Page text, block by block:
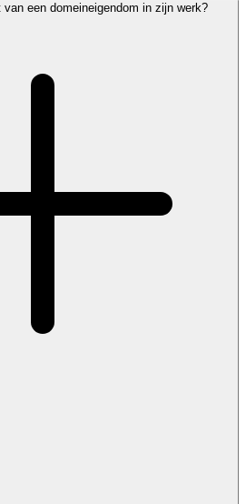
van een domeineigendom in zijn werk?